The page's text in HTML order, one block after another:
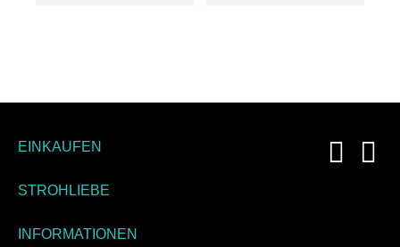
EINKAUFEN
STROHLIEBE
INFORMATIONEN